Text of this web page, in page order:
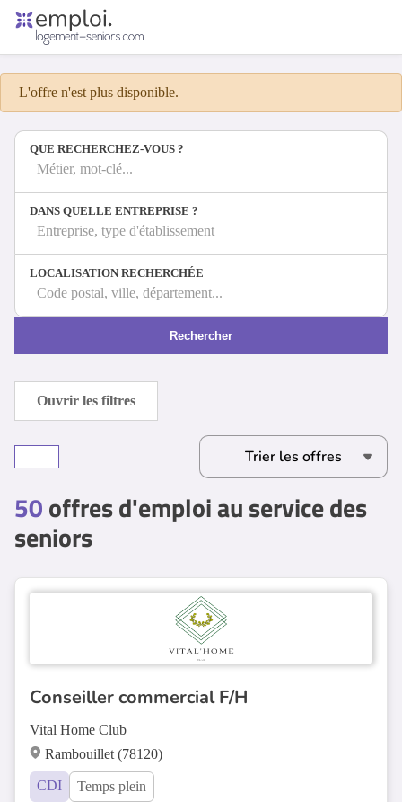
Offres d'emploi
Entreprises
Métiers
Espace recruteur
L'offre n'est plus disponible.
QUE RECHERCHEZ-VOUS ?
Métier, mot-clé...
DANS QUELLE ENTREPRISE ?
Entreprise, type d'établissement
LOCALISATION RECHERCHÉE
Code postal, ville, département...
Rechercher
50offres d'emploi au service des
seniors
Conseiller commercial F/H
Vital Home Club
Rambouillet (78120)
CDI Temps plein
Ouvrir les filtres